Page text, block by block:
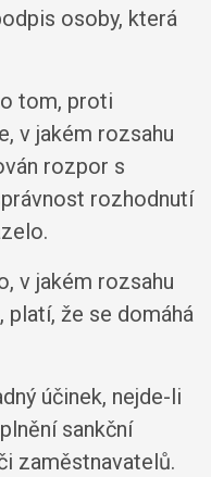
osoby, která
tom, proti
v jakém rozsahu
rozpor s
rozhodnutí
v jakém rozsahu
platí, že se domáhá
účinek, nejde-li
sankční
zaměstnavatelů.